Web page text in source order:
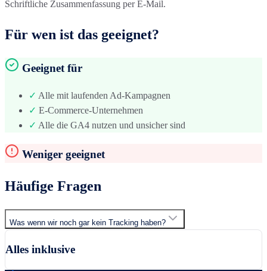
Schriftliche Zusammenfassung per E-Mail.
Für wen ist das geeignet?
Geeignet für
✓ Alle mit laufenden Ad-Kampagnen
✓ E-Commerce-Unternehmen
✓ Alle die GA4 nutzen und unsicher sind
Weniger geeignet
Häufige Fragen
Was wenn wir noch gar kein Tracking haben?
Alles inklusive